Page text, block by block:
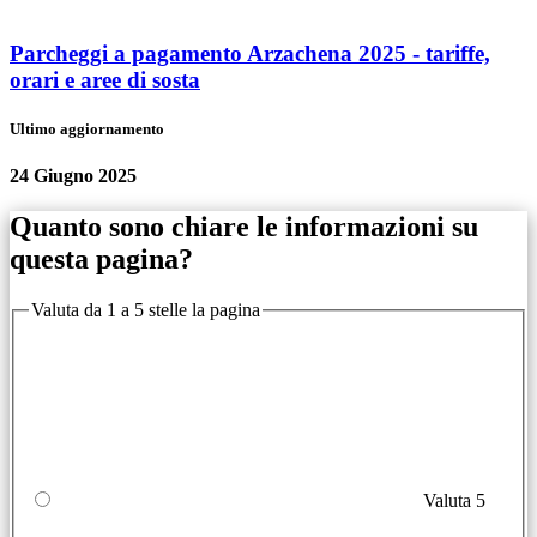
Parcheggi a pagamento Arzachena 2025 - tariffe,
orari e aree di sosta
Ultimo aggiornamento
24 Giugno 2025
Quanto sono chiare le informazioni su
questa pagina?
Valuta da 1 a 5 stelle la pagina
Valuta 5